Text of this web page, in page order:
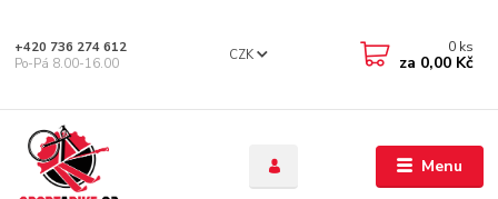
Menu
CZK
+420 736 274 612
Po-Pá 8.00-16.00
0 ks
za 0,00 Kč